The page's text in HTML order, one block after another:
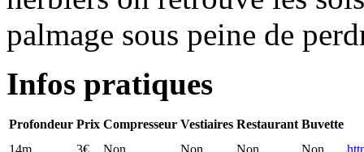
palmage sous peine de
Infos pratiques
Profondeur Prix Compresseur Vestiaires Restaurant Buvette
14m
3€ Non Non Non Non